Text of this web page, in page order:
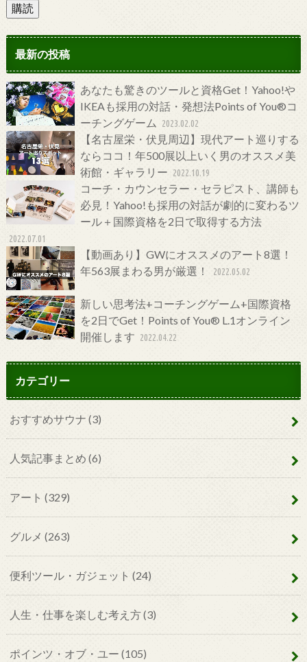
購読
最新の投稿
あなたも驚きのツールと資格Get！Yahoo!や
IKEAも採用の対話・発想法Points of You®コ
ーチングゲーム
2023.02.02
【名古屋栄・伏見周辺】現代アート巡りする
ならココ！年500展以上いく男のオススメ美
術館・ギャラリー 2022.10.19
コーチ・カウンセラー・セラピスト、講師も
必見！Yahoo!も採用の対話が劇的に変わるツ
ール＋国際資格を2日で取得する方法
2022.07.01
【動画あり】GWにオススメのアート8選！
年563展まわる男が厳選！
2022.05.02
新しい思考法+コーチングゲーム+国際資格
を2日でGet！Points of You® L.1オンライン
開催します 2022.04.22
カテゴリー
おすすめサウナ (3)
人気記事まとめ (6)
アート (329)
グルメ (263)
便利ツール・ガジェット (24)
人生・仕事を楽しむ考え方(3)
ポインツ・オブ・ユー (105)